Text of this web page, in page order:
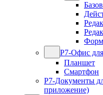
Р7-Офис
Планшет
Смартфон
Р7-Документы
приложение)